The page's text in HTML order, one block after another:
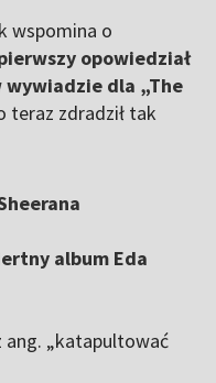
wspomina o
opowiedział
wywiadzie dla „The
teraz zdradził tak
album Eda
ang. „katapultować